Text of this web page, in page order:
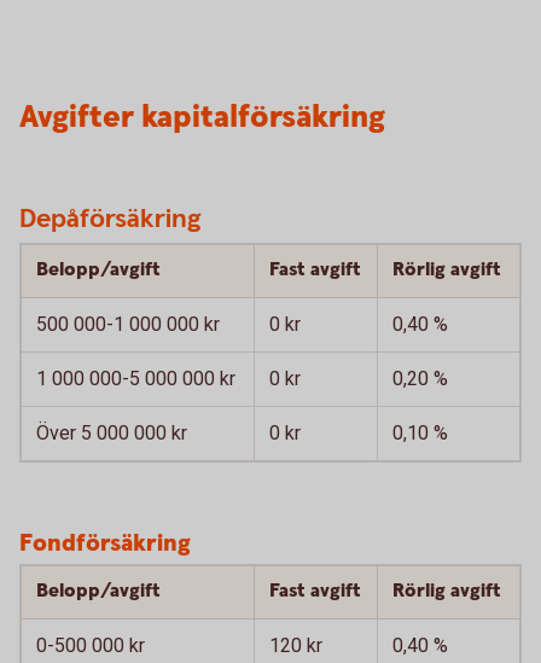
Avgifter kapitalförsäkring
Depåförsäkring
Belopp/avgift Fast avgift Rörlig avgift
500 000-1 000 000 kr 0 kr 0,40 %
1 000 000-5 000 000 kr 0 kr 0,20 %
Över 5 000 000 kr 0 kr 0,10 %
Fondförsäkring
Belopp/avgift Fast avgift Rörlig avgift
0-500 000 kr 120 kr 0,40 %